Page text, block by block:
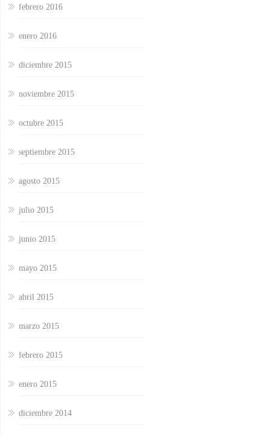
febrero 2016
enero 2016
diciembre 2015
noviembre 2015
octubre 2015
septiembre 2015
agosto 2015
julio 2015
junio 2015
mayo 2015
abril 2015
marzo 2015
febrero 2015
enero 2015
diciembre 2014